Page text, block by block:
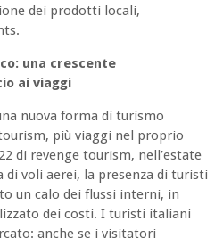
dei prodotti locali,
una crescente
ai viaggi
nuova forma di turismo
più viaggi nel proprio
di revenge tourism, nell’estate
di voli aerei, la presenza di turisti
un calo dei flussi interni, in
dei costi. I turisti italiani
anche se i visitatori